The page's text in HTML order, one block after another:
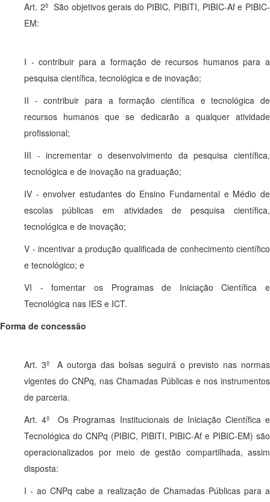
Art. 2º São objetivos gerais do PIBIC, PIBITI, PIBIC-Af e PIBIC-
EM:
I - contribuir para a formação de recursos humanos para a
pesquisa científica, tecnológica e de inovação;
II - contribuir para a formação científica e tecnológica de
recursos humanos que se dedicarão a qualquer atividade
profissional;
III - incrementar o desenvolvimento da pesquisa científica,
tecnológica e de inovação na graduação;
IV - envolver estudantes do Ensino Fundamental e Médio de
escolas públicas em atividades de pesquisa científica,
tecnológica e de inovação;
V - incentivar a produção qualificada de conhecimento científico
e tecnológico; e
VI - fomentar os Programas de Iniciação Científica e
Tecnológica nas IES e ICT.
Forma de concessão
Art. 3º A outorga das bolsas seguirá o previsto nas normas
vigentes do CNPq, nas Chamadas Públicas e nos instrumentos
de parceria.
Art. 4º Os Programas Institucionais de Iniciação Científica e
Tecnológica do CNPq (PIBIC, PIBITI, PIBIC-Af e PIBIC-EM) são
operacionalizados por meio de gestão compartilhada, assim
disposta:
I - ao CNPq cabe a realização de Chamadas Públicas para a